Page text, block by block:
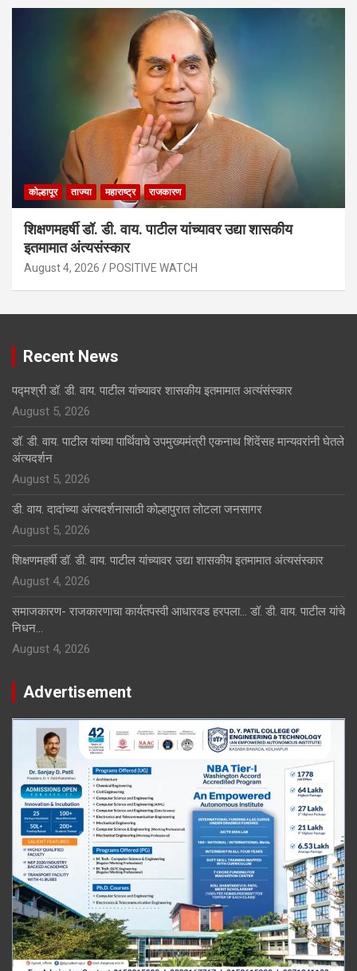
कोल्हापूर ताज्या महाराष्ट्र राजकारण
शिक्षणमहर्षी डॉ. डी. वाय. पाटील यांच्यावर उद्या शासकीय
इतमामात अंत्यसंस्कार
August 4, 2026 POSITIVE WATCH
Recent News
पद्मश्री डॉ. डी. वाय. पाटील यांच्यावर शासकीय इतमामात अत्यंसंस्कार
August 5, 2026
डॉ. डी. वाय. पाटील यांच्या पार्थिवाचे उपमुख्यमंत्री एकनाथ शिंदेंसह मान्यवरांनी घेतले
अंत्यदर्शन
August 5, 2026
डी. वाय. दादांच्या अंत्यदर्शनासाठी कोल्हापुरात लोटला जनसागर
August 5, 2026
शिक्षणमहर्षी डॉ. डी. वाय. पाटील यांच्यावर उद्या शासकीय इतमामात अंत्यसंस्कार
August 4, 2026
समाजकारण- राजकारणाचा कार्यतपस्वी आधारवड हरपला… डॉ. डी. वाय. पाटील यांचे
निधन…
August 4, 2026
Advertisement